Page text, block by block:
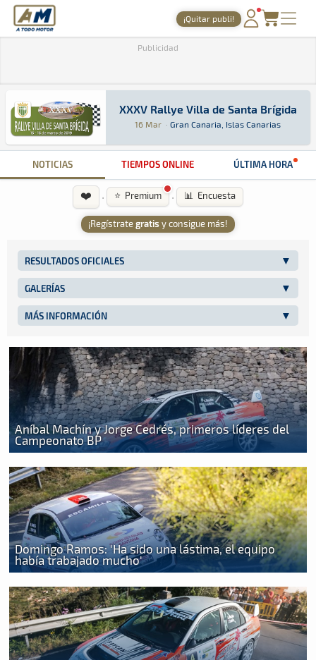
A Todo Motor · Revista del motor desde 1999
¡Quitar publi!
NOTICIAS
AGENDA
GALERÍAS
TIENDA
ARCHIVO
2019 » Marzo
Publicidad
XXXV Rallye Villa de Santa Brígida
XXXV Rallye Villa de Santa Brígida
16 Mar · Gran Canaria, Islas Canarias
Rally · XXXV Rallye Villa de Santa Brígida:
Gran Canaria, Islas Canarias Gran Canaria,
NOTICIAS TIEMPOS ONLINE ÚLTIMA HORA
❤️ · ⭐ Premium · 📊 Encuesta
¡Regístrategratis y consigue más!
RESULTADOS OFICIALES
GALERÍAS
MÁS INFORMACIÓN
Aníbal Machín y Jorge Cedrés, primeros líderes del
Campeonato BP
Domingo Ramos: 'Ha sido una lástima, el equipo
había trabajado mucho'